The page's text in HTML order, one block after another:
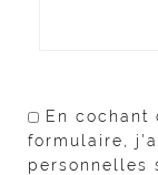
En cochant
formulaire,
personnelles